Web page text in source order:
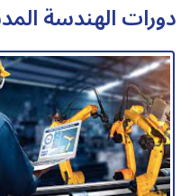
دورات الهندسة